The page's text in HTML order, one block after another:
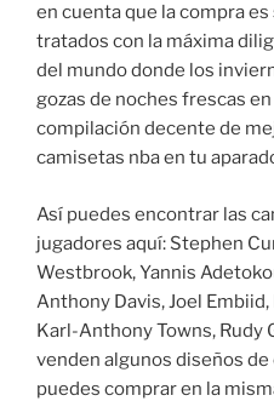
en cuenta que la compra
tratados con la máxima
del mundo donde los
gozas de noches frescas
compilación decente de
camisetas nba en tu
Así puedes encontrar las
jugadores aquí: Stephen
Westbrook, Yannis
Anthony Davis, Joel
Karl-Anthony Towns, Rudy
venden algunos diseños
puedes comprar en la